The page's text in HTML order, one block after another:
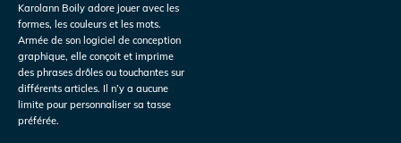
Karolann Boily adore jouer avec les
formes, les couleurs et les mots.
Armée de son logiciel de conception
graphique, elle conçoit et imprime
des phrases drôles ou touchantes sur
différents articles. Il n’y a aucune
limite pour personnaliser sa tasse
préférée.